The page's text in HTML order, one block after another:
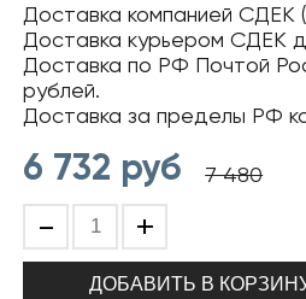
Доставка компанией СДЕК
Доставка курьером СДЕК
Доставка по РФ Почтой
рублей.
Доставка за пределы РФ
6 732 руб 7 480
- +